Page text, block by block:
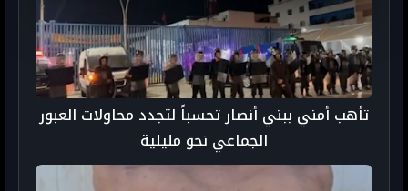
تأهب أمني ببني أنصار تحسباً لتجدد محاولات العبور
الجماعي نحو مليلية